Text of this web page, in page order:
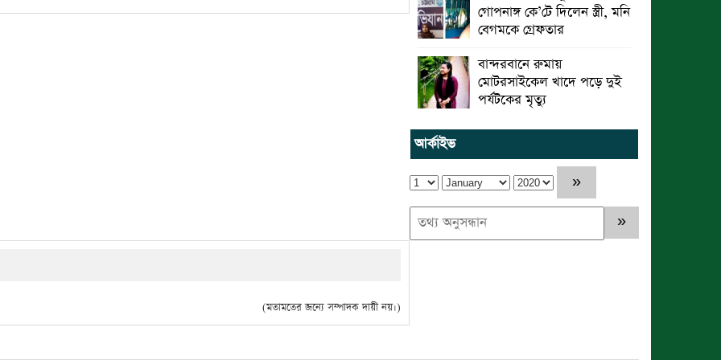
গোপনাঙ্গ কে’টে দিলেন স্ত্রী, মনি
বেগমকে গ্রেফতার
বান্দরবানে রুমায়
মোটরসাইকেল খাদে পড়ে দুই
পর্যটকের মৃত্যু
আর্কাইভ
(মতামতের জন্যে সম্পাদক দায়ী নয়।)